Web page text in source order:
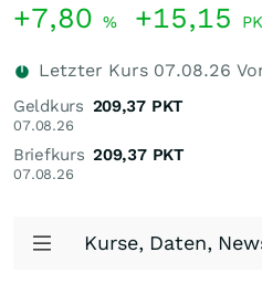
+7,80 % +15,15
Letzter Kurs 07.08.26
Geldkurs
07.08.26
209,37 PKT
Briefkurs
07.08.26
209,37 PKT
Kurse, Daten,